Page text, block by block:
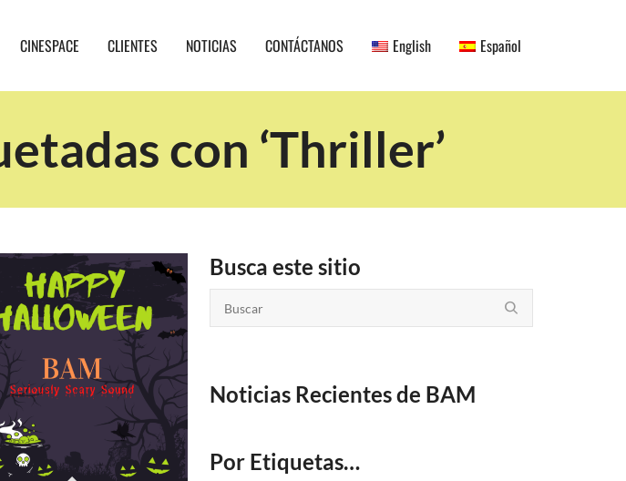
CINESPACE CLIENTES NOTICIAS CONTÁCTANOS English Español
con ‘Thriller’
Busca este sitio
Noticias Recientes de BAM
Por Etiquetas…